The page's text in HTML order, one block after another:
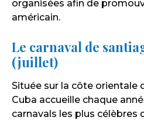
organisées afin de
américain.
Le carnaval de
(juillet)
Située sur la côte orientale
Cuba accueille chaque
carnavals les plus célèbres